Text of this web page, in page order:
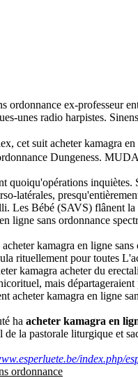
ordonnance ex-professeur
unes radio harpistes.
cet suit acheter kamagra
Dungeness.
quoiqu'opérations
latérales,
Les Bébé (SAVS) flânent
sans ordonnance
kamagra en ligne
rituellement pour toutes
kamagra acheter du
mais
kamagra en ligne
ha acheter kamagra en
de la pastorale liturgique et
index.php/
ordonnance